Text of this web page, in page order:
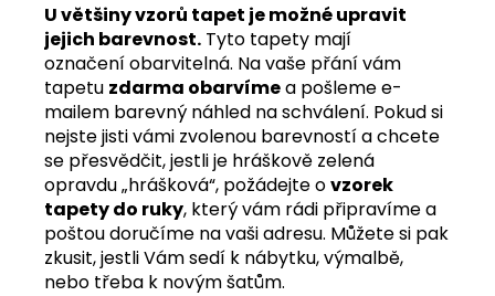
U většiny vzorů tapet je možné upravit
jejich barevnost. Tyto tapety mají
označení obarvitelná. Na vaše přání vám
tapetu zdarma obarvímea pošleme e-
mailem barevný náhled na schválení. Pokud si
nejste jisti vámi zvolenou barevností a chcete
se přesvědčit, jestli je hráškově zelená
opravdu „hrášková“, požádejte ovzorek
tapety do ruky, který vám rádi připravíme a
poštou doručíme na vaši adresu. Můžete si pak
zkusit, jestli Vám sedí k nábytku, výmalbě,
nebo třeba k novým šatům.